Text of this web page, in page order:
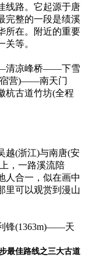
线路。它起源于唐
完整的一段是绩溪
所在。附近的重要
等。
清凉峰桥——下雪
营)——南天门
古道竹坊(全程
越(浙江)与南唐(安
，一路溪流陪
人合一，似在画中
里可以观赏到漫山
(1363m)——天
最佳路线之三大古道